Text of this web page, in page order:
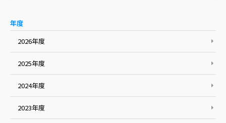
年度
2026年度
2025年度
2024年度
2023年度